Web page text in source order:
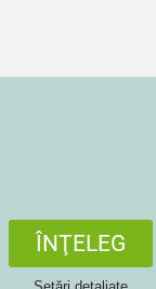
ÎNŢELEG
Setări detaliate